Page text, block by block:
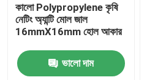
কালো Polypropylene কৃষি
নেটিং অ্যান্টি মোল জাল
16mmX16mm হোল আকার
ভালো দাম